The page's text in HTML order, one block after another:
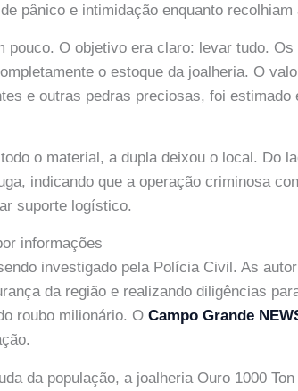
pânico e intimidação enquanto
pouco. O objetivo era claro: levar tudo.
o estoque da joalheria. O
e outras pedras preciosas, foi estimado
o material, a dupla deixou o local. Do
indicando que a operação criminosa
suporte logístico.
informações
investigado pela Polícia Civil. As
da região e realizando diligências
roubo milionário. OCampo Grande
da população, a joalheria Ouro 1000